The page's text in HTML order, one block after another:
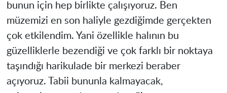
bunun için hep birlikte çalışıyoruz. Ben
müzemizi en son haliyle gezdiğimde gerçekten
çok etkilendim. Yani özellikle halının bu
güzelliklerle bezendiği ve çok farklı bir noktaya
taşındığı harikulade bir merkezi beraber
açıyoruz. Tabii bununla kalmayacak,